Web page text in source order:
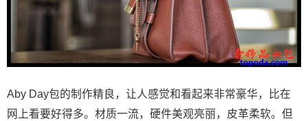
Aby Day包的制作精良，让人感觉和看起来非常豪华，比在
网上看要好得多。材质一流，硬件美观亮丽，皮革柔软。但